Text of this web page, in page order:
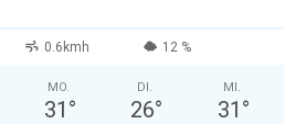
0.6kmh 12 %
MO.
31 °
DI.
26°
MI.
31 °